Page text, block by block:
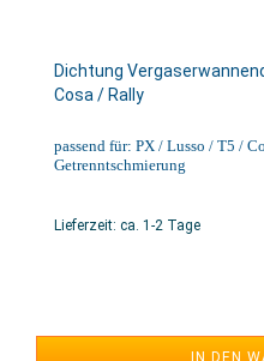
Dichtung
Cosa / Rally
passend für: PX / Lusso / T5 /
Getrenntschmierung
Lieferzeit: ca. 1-2 Tage
IN DEN